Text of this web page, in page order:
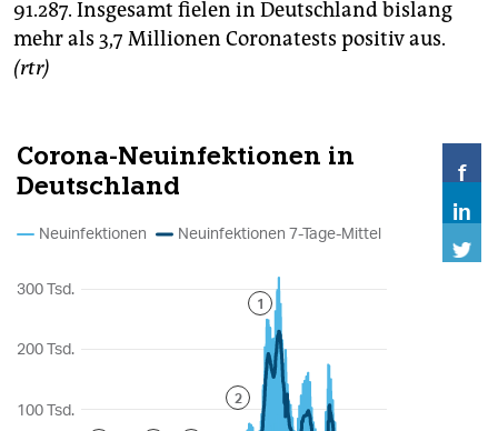
91.287. Insgesamt fielen in Deutschland bislang
mehr als 3,7 Millionen Coronatests positiv aus.
(rtr)